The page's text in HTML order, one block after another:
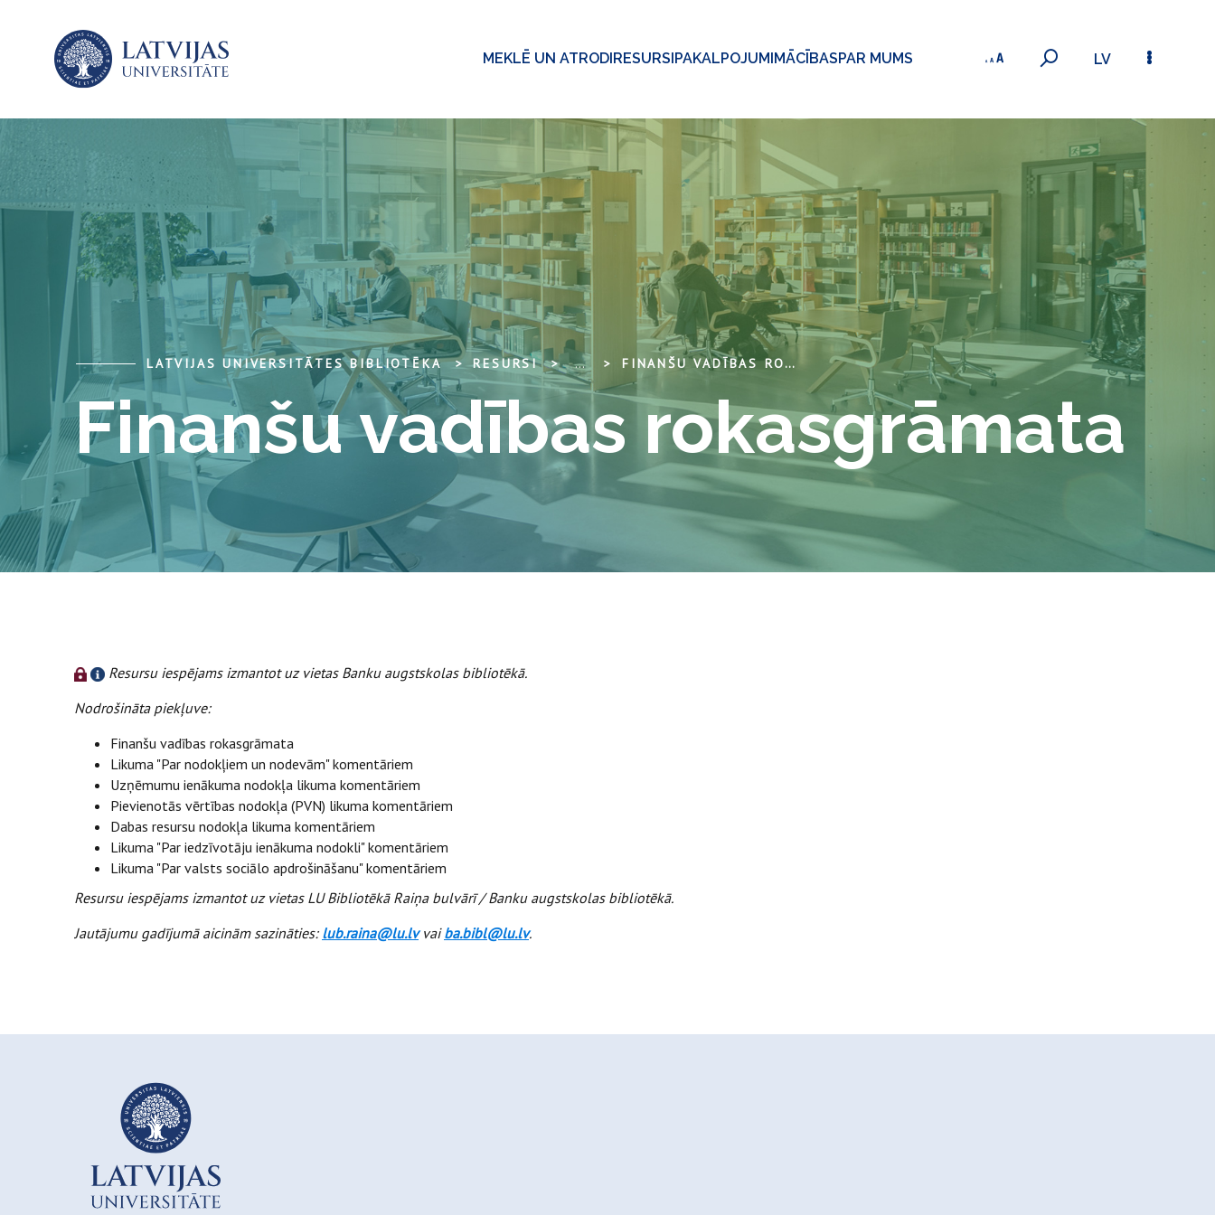
MEKLĒ UN ATRODIRESURSIPAKALPOJUMIMĀCĪBASPAR MUMS LV
LATVIJAS UNIVERSITĀTES BIBLIOTĒKA RESURSI ... FINANŠU VADĪBAS ROKASGRĀMATA
Finanšu vadības rokasgrāmata
Resursu iespējams izmantot uz vietas Banku augstskolas bibliotēkā.
Nodrošināta piekļuve:
Finanšu vadības rokasgrāmata
Likuma "Par nodokļiem un nodevām" komentāriem
Uzņēmumu ienākuma nodokļa likuma komentāriem
Pievienotās vērtības nodokļa (PVN) likuma komentāriem
Dabas resursu nodokļa likuma komentāriem
Likuma "Par iedzīvotāju ienākuma nodokli" komentāriem
Likuma "Par valsts sociālo apdrošināšanu" komentāriem
Resursu iespējams izmantot uz vietas LU Bibliotēkā Raiņa bulvārī / Banku augstskolas bibliotēkā.
Jautājumu gadījumā aicinām sazināties: lub.raina@lu.lvvaiba.bibl@lu.lv.